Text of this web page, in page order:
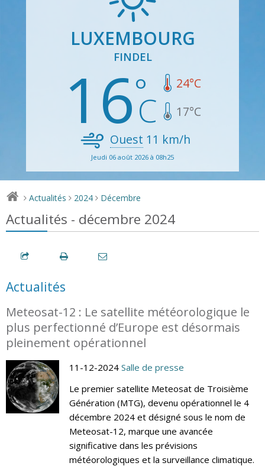
LUXEMBOURG
FINDEL
16 24°C
17°C
Ouest 11 km/h
Jeudi 06 août 2026 à 08h25
> Actualités > 2024 > Décembre
Actualités - décembre 2024
Actualités
Meteosat-12 : Le satellite météorologique le
plus perfectionné d’Europe est désormais
pleinement opérationnel
11-12-2024 Salle de presse
Le premier satellite Meteosat de Troisième
Génération (MTG), devenu opérationnel le 4
décembre 2024 et désigné sous le nom de
Meteosat-12, marque une avancée
significative dans les prévisions
météorologiques et la surveillance climatique.